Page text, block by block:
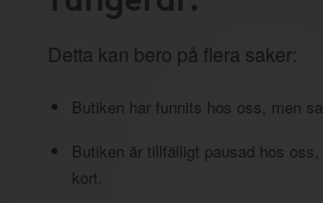
Detta kan bero på flera saker:
Butiken har funnits hos oss, men
Butiken är tillfälligt pausad hos
kort.